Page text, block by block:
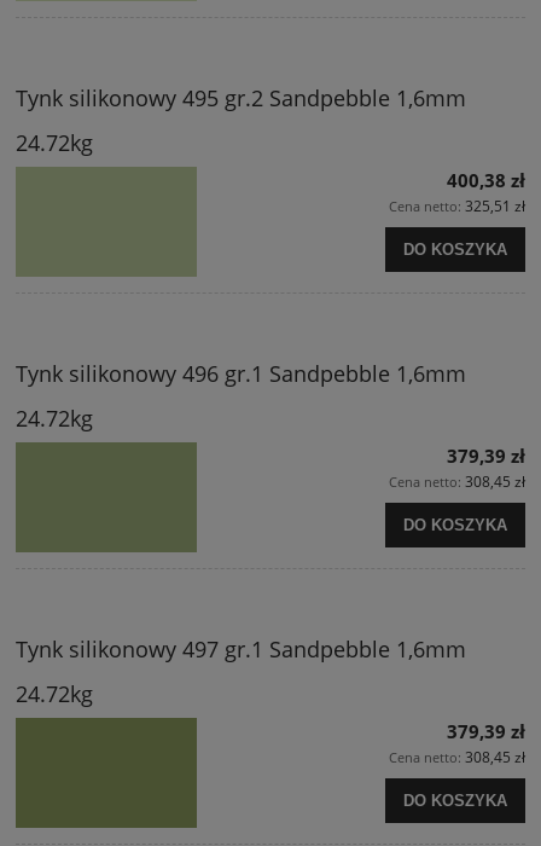
Tynk silikonowy 495 gr.2 Sandpebble 1,6mm
24.72kg
400,38 zł
Cena netto: 325,51 zł
DO KOSZYKA
Tynk silikonowy 496 gr.1 Sandpebble 1,6mm
24.72kg
379,39 zł
Cena netto: 308,45 zł
DO KOSZYKA
Tynk silikonowy 497 gr.1 Sandpebble 1,6mm
24.72kg
379,39 zł
Cena netto: 308,45 zł
DO KOSZYKA